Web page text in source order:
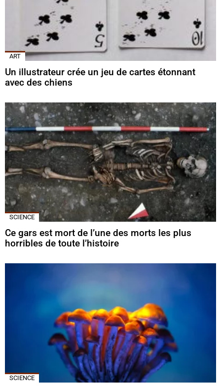
ART
Un illustrateur crée un jeu de cartes étonnant
avec des chiens
SCIENCE
Ce gars est mort de l’une des morts les plus
horribles de toute l’histoire
SCIENCE